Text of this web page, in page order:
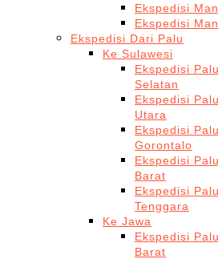
Ekspedisi
Ekspedisi
Ekspedisi Dari Palu
Ke Sulawesi
Ekspedisi
Selatan
Ekspedisi
Utara
Ekspedisi
Gorontalo
Ekspedisi
Barat
Ekspedisi
Tenggara
Ke Jawa
Ekspedisi
Barat